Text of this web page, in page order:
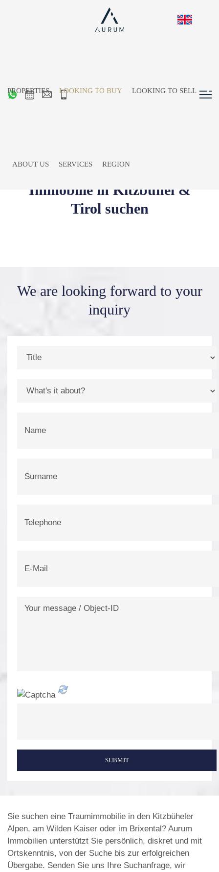
Immobilie in Kitzbühel &
Tirol suchen
We are looking forward to your
inquiry
SUBMIT
Sie suchen eine Traumimmobilie in den Kitzbüheler
Alpen, am Wilden Kaiser oder im Brixental? Aurum
Immobilien unterstützt Sie persönlich, diskret und mit
Ortskenntnis, von der Suche bis zur erfolgreichen
Übergabe. Senden Sie uns Ihre Suchanfrage, wir
PROPERTIES LOOKING TO BUY LOOKING TO SELL
ABOUT US SERVICES REGION